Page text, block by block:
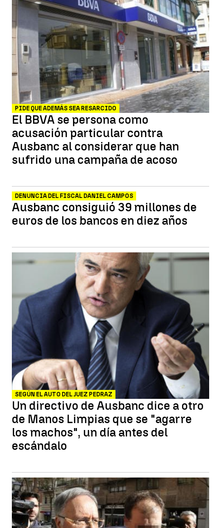
PIDE QUE ADEMÁS SEA RESARCIDO
El BBVA se persona como
acusación particular contra
Ausbanc al considerar que han
sufrido una campaña de acoso
DENUNCIA DEL FISCAL DANIEL CAMPOS
Ausbanc consiguió 39 millones de
euros de los bancos en diez años
SEGÚN EL AUTO DEL JUEZ PEDRAZ
Un directivo de Ausbanc dice a otro
de Manos Limpias que se "agarre
los machos", un día antes del
escándalo